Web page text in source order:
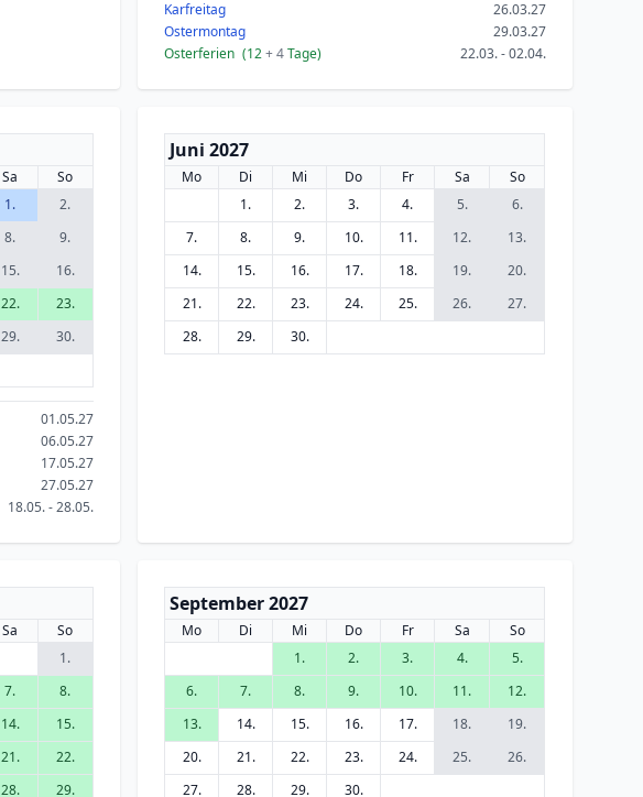
Karfreitag
26.03.27
Ostermontag
29.03.27
Osterferien (12+ 4Tage) 22.03. - 02.04.
Sa
So
1.
2.
8.
9.
15.
16.
22.
23.
29.
30.
01.05.27
06.05.27
17.05.27
27.05.27
18.05. - 28.05.
Juni 2027
Mo Di Mi Do Fr Sa
So
1.
2. 3. 4. 5.
6.
7.
8. 9. 10. 11. 12.
13.
14.
15. 16. 17. 18. 19.
20.
21.
22. 23. 24. 25. 26.
27.
28.
29. 30.
Sa
So
1.
7.
8.
14.
15.
21.
22.
28. 29.
September 2027
Mo Di Mi Do Fr Sa
So
1.
2. 3. 4.
5.
6.
7. 8. 9. 10. 11.
12.
13.
14. 15. 16. 17. 18.
19.
20.
21. 22. 23. 24. 25.
26.
27.
28. 29. 30.